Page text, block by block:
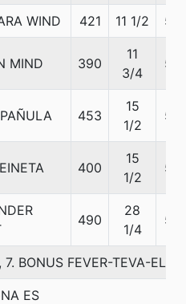
WIND 421 11 1/2 56
MIND 390
11
3/4
56
453
15
1/2
56
400
15
1/2
56
490
28
1/4
56
BONUS FEVER-TEVA-
ES